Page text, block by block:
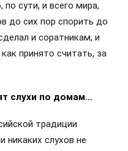
сути, и всего мира,
до сих пор спорить до
и соратникам, и
принято считать, за
слухи по домам…
традиции
никаких слухов не